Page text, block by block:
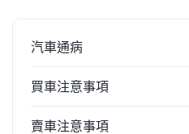
汽車通病
買車注意事項
賣車注意事項